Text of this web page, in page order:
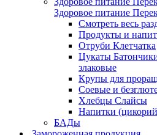
Здоровое питание
Смотреть весь
Продукты и
Отруби Клетчатка
Цукаты
злаковые
Крупы для
Соевые и
Хлебцы Слайсы
Напитки
БАДы